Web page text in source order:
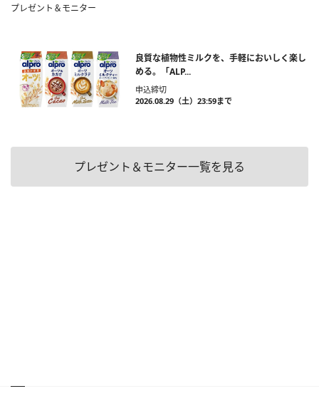
プレゼント＆モニター
良質な植物性ミルクを、手軽においしく楽し
める。「ALP...
申込締切
2026.08.29（土）23:59まで
プレゼント＆モニター一覧を見る